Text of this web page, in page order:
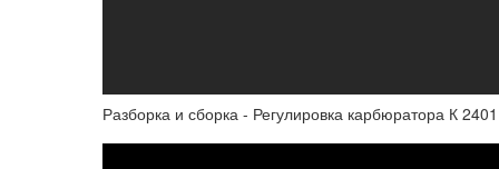
Разборка и сборка - Регулировка карбюратора К